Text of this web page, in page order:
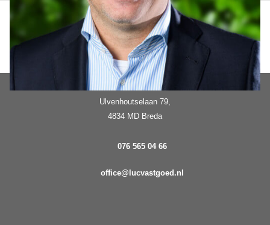
Ulvenhoutselaan 79,
4834 MD Breda
076 565 04 66
office@lucvastgoed.nl